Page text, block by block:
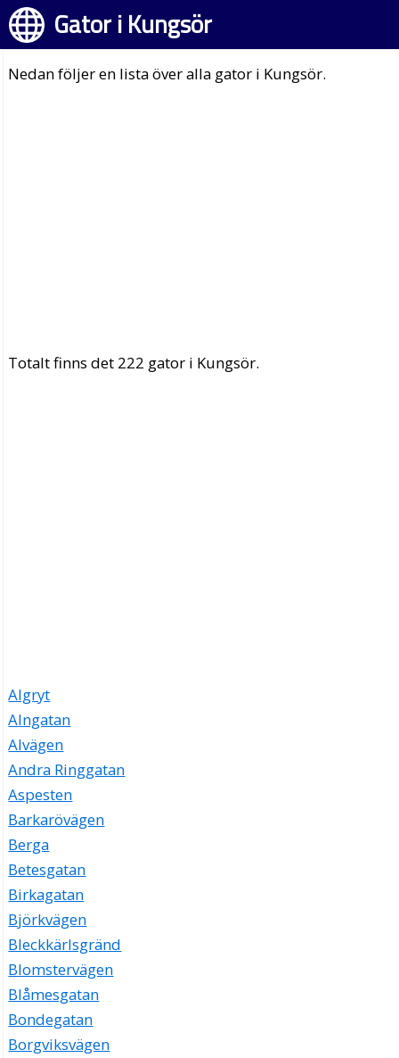
Gator i Kungsör
Nedan följer en lista över alla gator i Kungsör.
Totalt finns det 222 gator i Kungsör.
Algryt
Alngatan
Alvägen
Andra Ringgatan
Aspesten
Barkarövägen
Berga
Betesgatan
Birkagatan
Björkvägen
Bleckkärlsgränd
Blomstervägen
Blåmesgatan
Bondegatan
Borgviksvägen